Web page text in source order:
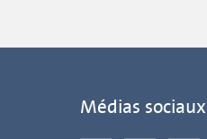
Médias sociaux